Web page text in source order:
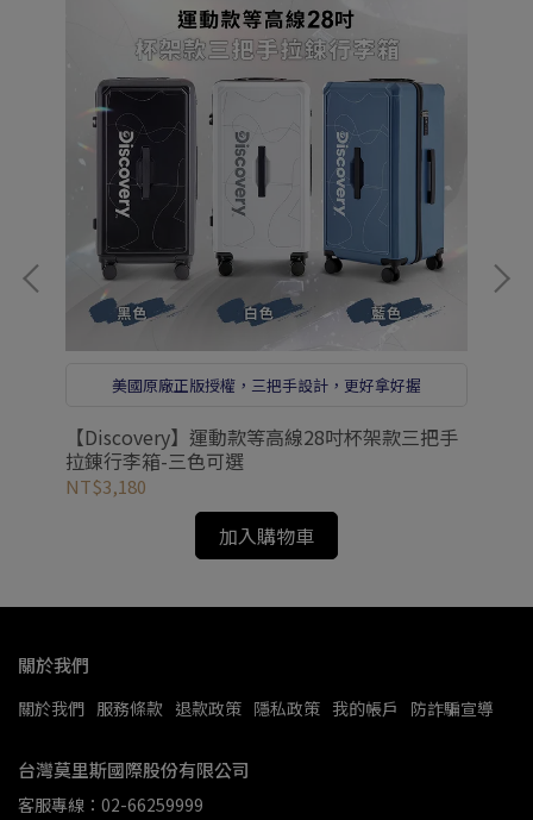
美國原廠正版授權，三把手設計，更好拿好握
【Discovery】運動款等高線28吋杯架款三把手
拉錬行李箱-三色可選
NT$3,180
加入購物車
關於我們
關於我們 服務條款 退款政策 隱私政策 我的帳戶 防詐騙宣導
台灣莫里斯國際股份有限公司
客服專線：02-66259999